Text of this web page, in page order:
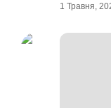
1 Травня,